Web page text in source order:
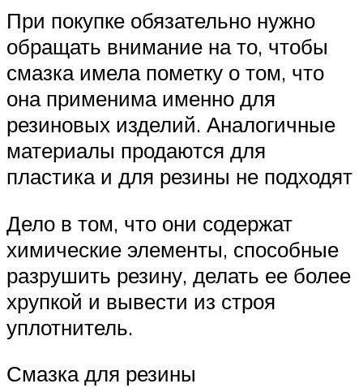
При покупке обязательно нужно
обращать внимание на то, чтобы
смазка имела пометку о том, что
она применима именно для
резиновых изделий. Аналогичные
материалы продаются для
пластика и для резины не подходят
Дело в том, что они содержат
химические элементы, способные
разрушить резину, делать ее более
хрупкой и вывести из строя
уплотнитель.
Смазка для резины